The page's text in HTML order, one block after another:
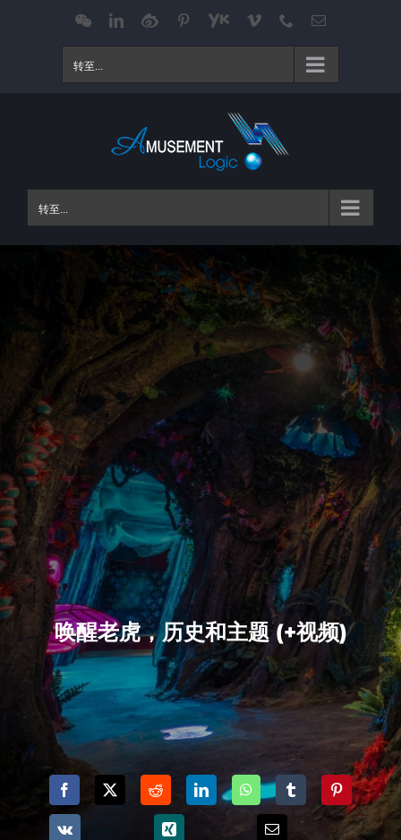
WeChatLinkedIn
Weibo Pinterest
Youku Vimeo Phone电
转至...
转至...
唤醒老虎，历史和主题 (+视频)